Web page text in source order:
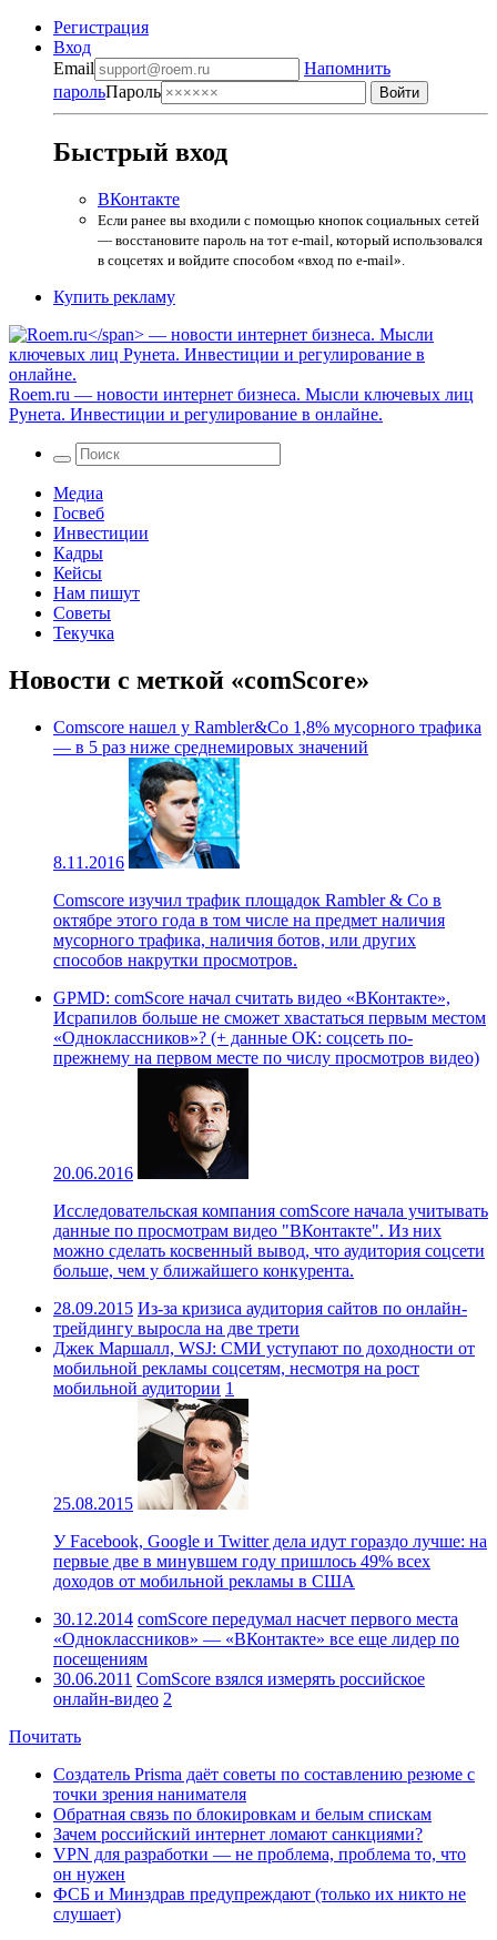
Регистрация
Вход
Email
Напомнить
парольПароль
Быстрый вход
ВКонтакте
Если ранее вы входили с помощью кнопок социальных сетей
— восстановите пароль на тот e-mail, который использовался
в соцсетях и войдите способом «вход по e-mail».
Купить рекламу
Roem.ru — новости интернет бизнеса. Мысли ключевых лиц
Рунета. Инвестиции и регулирование в онлайне.
Медиа
Госвеб
Инвестиции
Кадры
Кейсы
Нам пишут
Советы
Текучка
Новости с меткой «comScore»
Comscore нашел у Rambler&Co 1,8% мусорного трафика
— в 5 раз ниже среднемировых значений
8.11.2016
Comscore изучил трафик площадок Rambler & Co в
октябре этого года в том числе на предмет наличия
мусорного трафика, наличия ботов, или других
способов накрутки просмотров.
GPMD: comScore начал считать видео «ВКонтакте»,
Исрапилов больше не сможет хвастаться первым местом
«Одноклассников»? (+ данные ОК: соцсеть по-
прежнему на первом месте по числу просмотров видео)
20.06.2016
Исследовательская компания comScore начала учитывать
данные по просмотрам видео "ВКонтакте". Из них
можно сделать косвенный вывод, что аудитория соцсети
больше, чем у ближайшего конкурента.
28.09.2015 Из-за кризиса аудитория сайтов по онлайн-
трейдингу выросла на две трети
Джек Маршалл, WSJ: СМИ уступают по доходности от
мобильной рекламы соцсетям, несмотря на рост
мобильной аудитории 1
25.08.2015
У Facebook, Google и Twitter дела идут гораздо лучше: на
первые две в минувшем году пришлось 49% всех
доходов от мобильной рекламы в США
30.12.2014 comScore передумал насчет первого места
«Одноклассников» — «ВКонтакте» все еще лидер по
посещениям
30.06.2011 ComScore взялся измерять российское
онлайн-видео 2
Почитать
Создатель Prisma даёт советы по составлению резюме с
точки зрения нанимателя
Обратная связь по блокировкам и белым спискам
Зачем российский интернет ломают санкциями?
VPN для разработки — не проблема, проблема то, что
он нужен
ФСБ и Минздрав предупреждают (только их никто не
слушает)